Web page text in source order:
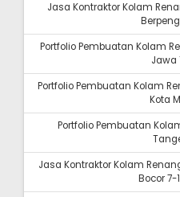
Jasa Kontraktor Kolam
Portfolio Pembuatan Kolam
Jawa
Portfolio Pembuatan Kolam
Kota
Portfolio Pembuatan
Jasa Kontraktor Kolam
Bocor 7-